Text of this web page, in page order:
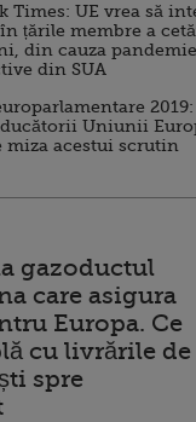
Times: UE vrea să
țările membre a
din cauza
din SUA
2019:
Uniunii
miza acestui scrutin
gazoductul
care asigura
Europa. Ce
cu livrările de
spre